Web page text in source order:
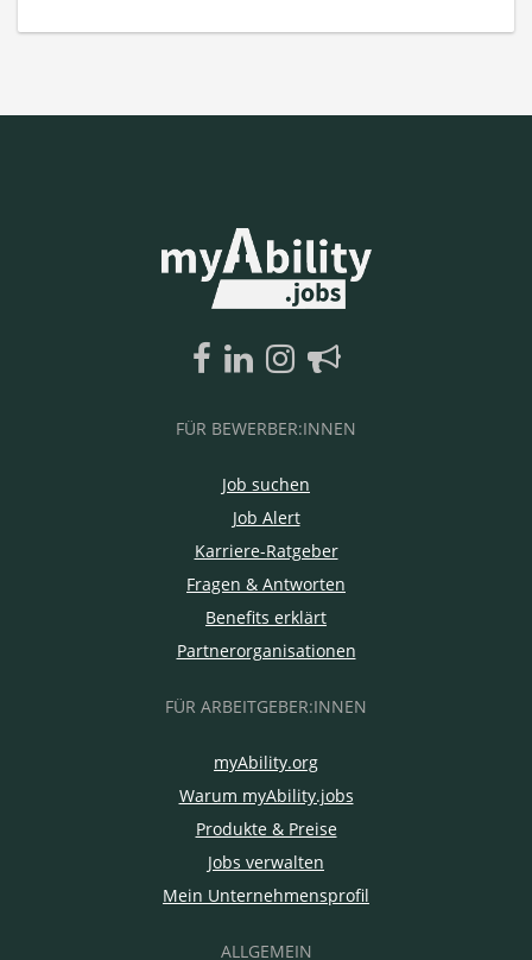
FÜR BEWERBER:INNEN
Job suchen
Job Alert
Karriere-Ratgeber
Fragen & Antworten
Benefits erklärt
Partnerorganisationen
FÜR ARBEITGEBER:INNEN
myAbility.org
Warum myAbility.jobs
Produkte & Preise
Jobs verwalten
Mein Unternehmensprofil
ALLGEMEIN